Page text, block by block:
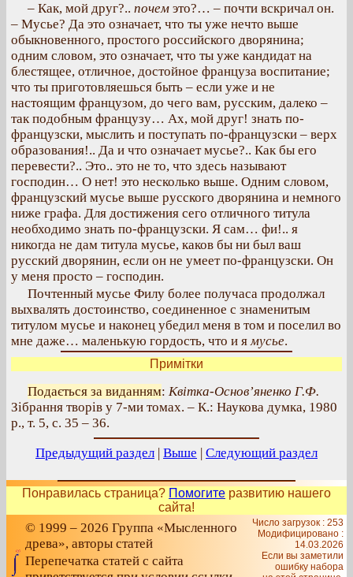
– Как, мой друг?.. почем это?… – почти вскричал он.
– Мусье? Да это означает, что ты уже нечто выше
обыкновенного, простого российского дворянина;
одним словом, это означает, что ты уже кандидат на
блестящее, отличное, достойное француза воспитание;
что ты приготовляешься быть – если уже и не
настоящим французом, до чего вам, русским, далеко –
так подобным французу… Ах, мой друг! знать по-
французски, мыслить и поступать по-французски – верх
образования!.. Да и что означает мусье?.. Как бы его
перевести?.. Это.. это не то, что здесь называют
господин… О нет! это несколько выше. Одним словом,
французский мусье выше русского дворянина и немного
ниже графа. Для достижения сего отличного титула
необходимо знать по-французски. Я сам… фи!.. я
никогда не дам титула мусье, каков бы ни был ваш
русский дворянин, если он не умеет по-французски. Он
у меня просто – господин.
Почтенный мусье Филу более получаса продолжал
выхвалять достоинство, соединенное с знаменитым
титулом мусье и наконец убедил меня в том и поселил во
мне даже… маленькую гордость, что и ямусье.
Примітки
Подається за виданням: Квітка-Основ’яненко Г.Ф.
Зібрання творів у 7-ми томах. – К.: Наукова думка, 1980
р., т. 5, с. 35 – 36.
Предыдущий раздел | Выше | Следующий раздел
Понравилась страница? Помогите развитию нашего
сайта!
© 1999 – 2026 Группа «Мысленного
древа», авторы статей
Перепечатка статей с сайта
Число загрузок : 253
Модифицировано :
14.03.2026
Если вы заметили
ошибку набора